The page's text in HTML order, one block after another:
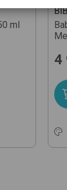
ml
4